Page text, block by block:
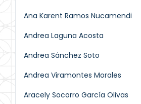
Ana Karent Ramos Nucamendi
Andrea Laguna Acosta
Andrea Sánchez Soto
Andrea Viramontes Morales
Aracely Socorro García Olivas